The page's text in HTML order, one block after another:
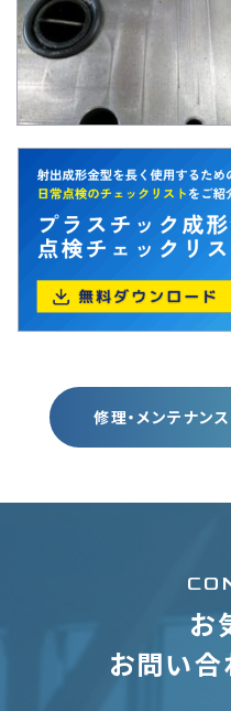
修理・メンテナン
お
お問い合